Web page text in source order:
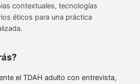
contextuales, tecnologías
éticos para una práctica
el TDAH adulto con entrevista,